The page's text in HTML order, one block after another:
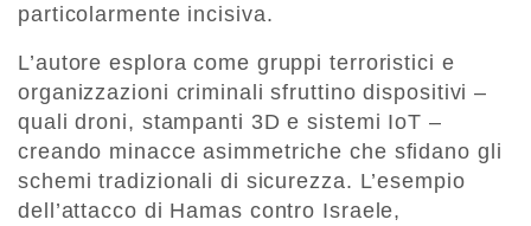
particolarmente incisiva.
L’autore esplora come gruppi terroristici e
organizzazioni criminali sfruttino dispositivi –
quali droni, stampanti 3D e sistemi IoT –
creando minacce asimmetriche che sfidano gli
schemi tradizionali di sicurezza. L’esempio
dell’attacco di Hamas contro Israele,